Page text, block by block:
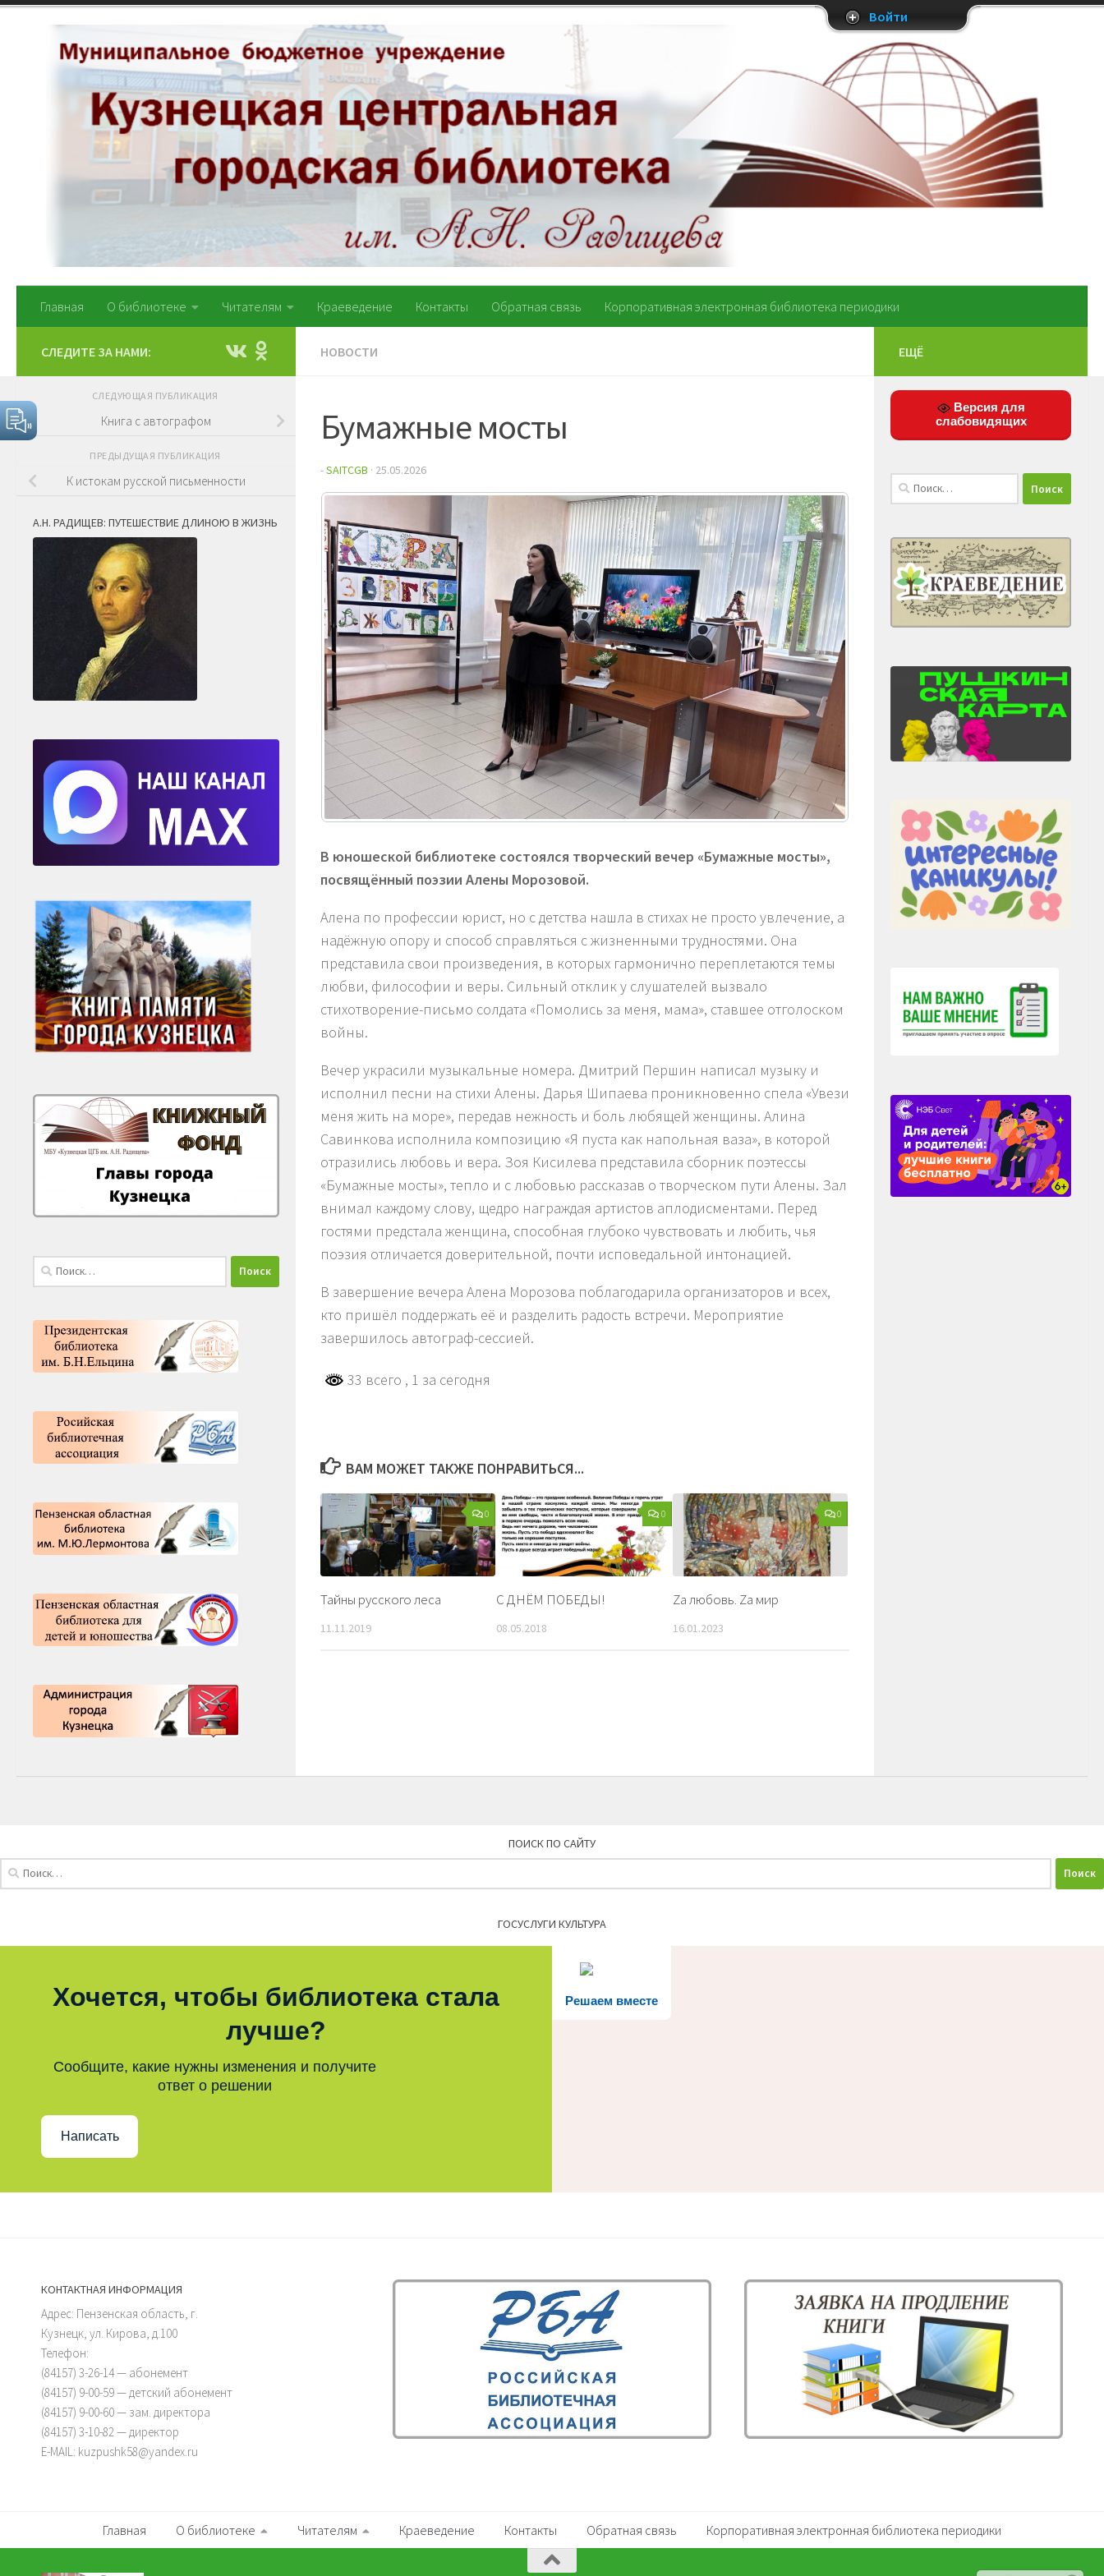
Перейти к содержимому
Главная О библиотеке Читателям Краеведение Контакты Обратная связь Корпоративная электронная библиотека периодики
НОВОСТИ
Бумажные мосты
-SAITCGB · 25.05.2026
В юношеской библиотеке состоялся творческий вечер «Бумажные мосты»,
посвящённый поэзии Алены Морозовой.
Алена по профессии юрист, но с детства нашла в стихах не просто увлечение, а
надёжную опору и способ справляться с жизненными трудностями. Она
представила свои произведения, в которых гармонично переплетаются темы
любви, философии и веры. Сильный отклик у слушателей вызвало
стихотворение-письмо солдата «Помолись за меня, мама», ставшее отголоском
войны.
Вечер украсили музыкальные номера. Дмитрий Першин написал музыку и
исполнил песни на стихи Алены. Дарья Шипаева проникновенно спела «Увези
меня жить на море», передав нежность и боль любящей женщины. Алина
Савинкова исполнила композицию «Я пуста как напольная ваза», в которой
отразились любовь и вера. Зоя Кисилева представила сборник поэтессы
«Бумажные мосты», тепло и с любовью рассказав о творческом пути Алены. Зал
внимал каждому слову, щедро награждая артистов аплодисментами. Перед
гостями предстала женщина, способная глубоко чувствовать и любить, чья
поэзия отличается доверительной, почти исповедальной интонацией.
В завершение вечера Алена Морозова поблагодарила организаторов и всех,
кто пришёл поддержать её и разделить радость встречи. Мероприятие
завершилось автограф-сессией.
33 всего , 1 за сегодня
ВАМ МОЖЕТ ТАКЖЕ ПОНРАВИТЬСЯ...
0
Тайны русского леса
11.11.2019
0
С ДНЁМ ПОБЕДЫ!
08.05.2018
0
Zа любовь. Zа мир
16.01.2023
СЛЕДИТЕ ЗА НАМИ:
СЛЕДУЮЩАЯ ПУБЛИКАЦИЯ
Книга с автографом
ПРЕДЫДУЩАЯ ПУБЛИКАЦИЯ
К истокам русской письменности
А.Н. РАДИЩЕВ: ПУТЕШЕСТВИЕ ДЛИНОЮ В ЖИЗНЬ
Найти:
ЕЩЁ
Версия для
слабовидящих
Найти:
ПОИСК ПО САЙТУ
ГОСУСЛУГИ КУЛЬТУРА
Решаем вместе
Хочется, чтобы библиотека стала
лучше?
Сообщите, какие нужны изменения и получите
ответ о решении
Написать
КОНТАКТНАЯ ИНФОРМАЦИЯ
Адрес: Пензенская область, г.
Кузнецк, ул. Кирова, д.100
Телефон:
(84157) 3-26-14 — абонемент
(84157) 9-00-59 — детский абонемент
(84157) 9-00-60 — зам. директора
(84157) 3-10-82 — директор
E-MAIL: kuzpushk58@yandex.ru
Главная О библиотеке Читателям Краеведение Контакты Обратная связь Корпоративная электронная библиотека периодики
Войти